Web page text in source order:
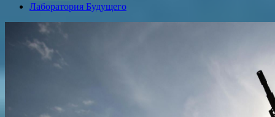
Лаборатория Будущего